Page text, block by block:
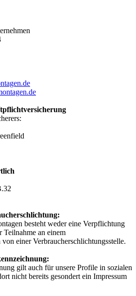
besteht weder eine Verpflichtung
Teilnahme an einem
einer Verbraucherschlichtungsstelle.
gilt auch für unsere Profile in sozialen
nicht bereits gesondert ein Impressum